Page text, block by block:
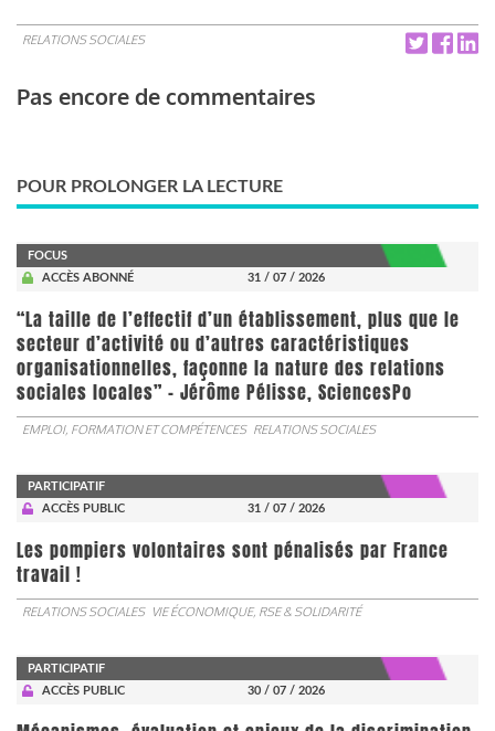
RELATIONS SOCIALES
Pas encore de commentaires
POUR PROLONGER LA LECTURE
FOCUS
ACCÈS ABONNÉ
31 / 07 / 2026
“La taille de l’effectif d’un établissement, plus que le
secteur d’activité ou d’autres caractéristiques
organisationnelles, façonne la nature des relations
sociales locales” - Jérôme Pélisse, SciencesPo
EMPLOI, FORMATION ET COMPÉTENCES RELATIONS SOCIALES
PARTICIPATIF
ACCÈS PUBLIC
31 / 07 / 2026
Les pompiers volontaires sont pénalisés par France
travail !
RELATIONS SOCIALES VIE ÉCONOMIQUE, RSE & SOLIDARITÉ
PARTICIPATIF
ACCÈS PUBLIC
30 / 07 / 2026